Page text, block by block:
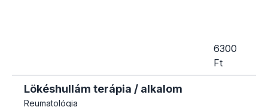
6300
Ft
Lökéshullám terápia / alkalom
Reumatológia